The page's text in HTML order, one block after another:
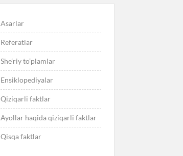
Asarlar
Referatlar
She’riy to’plamlar
Ensiklopediyalar
Qiziqarli faktlar
Ayollar haqida qiziqarli faktlar
Qisqa faktlar